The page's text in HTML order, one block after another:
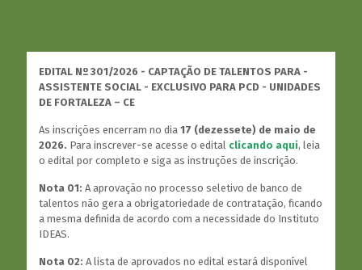
EDITAL Nº 301/2026 - CAPTAÇÃO DE TALENTOS PARA -
ASSISTENTE SOCIAL - EXCLUSIVO PARA PCD - UNIDADES
DE FORTALEZA – CE
As inscrições encerram no dia 17 (dezessete) de maio de
2026. Para inscrever-se acesse o edital clicando aqui, leia
o edital por completo e siga as instruções de inscrição.
Nota 01: A aprovação no processo seletivo de banco de
talentos não gera a obrigatoriedade de contratação, ficando
a mesma definida de acordo com a necessidade do Instituto
IDEAS.
Nota 02: A lista de aprovados no edital estará disponível